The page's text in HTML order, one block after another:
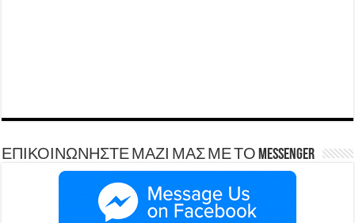
ΕΠΙΚΟΙΝΩΝΗΣΤΕ ΜΑΖΙ ΜΑΣ ΜΕ ΤΟ Messenger